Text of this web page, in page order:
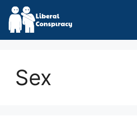
Skip
content
Sex